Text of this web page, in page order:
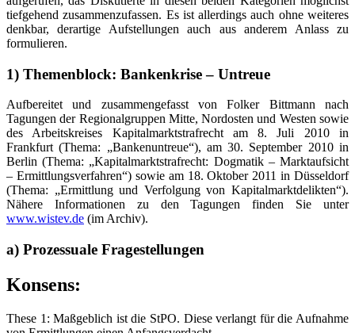
tiefgehend zusammenzufassen. Es ist allerdings auch ohne weiteres
denkbar, derartige Aufstellungen auch aus anderem Anlass zu
formulieren.
1) Themenblock: Bankenkrise – Untreue
Aufbereitet und zusammengefasst von Folker Bittmann nach
Tagungen der Regionalgruppen Mitte, Nordosten und Westen sowie
des Arbeitskreises Kapitalmarktstrafrecht am 8. Juli 2010 in
Frankfurt (Thema: „Bankenuntreue“), am 30. September 2010 in
Berlin (Thema: „Kapitalmarktstrafrecht: Dogmatik – Marktaufsicht
– Ermittlungsverfahren“) sowie am 18. Oktober 2011 in Düsseldorf
(Thema: „Ermittlung und Verfolgung von Kapitalmarktdelikten“).
Nähere Informationen zu den Tagungen finden Sie unter
www.wistev.de (im Archiv).
a) Prozessuale Fragestellungen
Konsens:
These 1: Maßgeblich ist die StPO. Diese verlangt für die Aufnahme